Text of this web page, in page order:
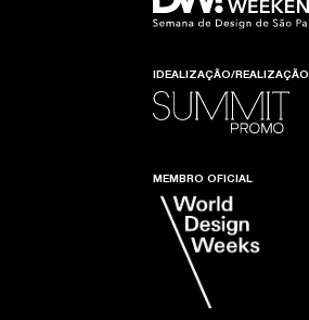
IDEALIZAÇÃO/REALIZAÇÃO
MEMBRO OFICIAL